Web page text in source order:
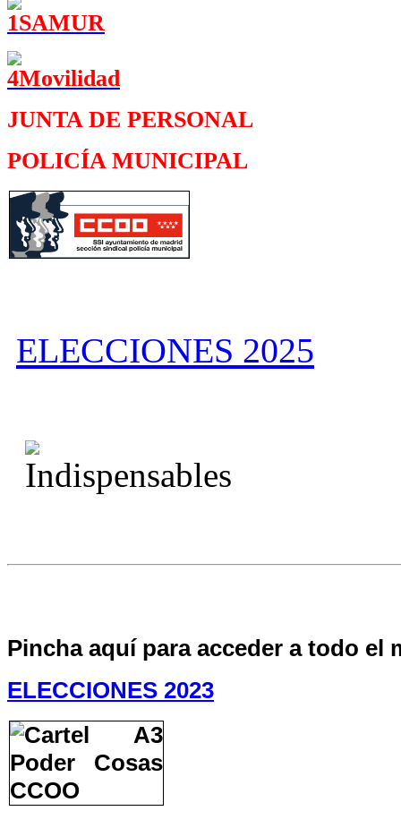
JUNTA DE PERSONAL
POLICÍA MUNICIPAL
ELECCIONES 2025
Pincha aquí para acceder a todo el
ELECCIONES 2023